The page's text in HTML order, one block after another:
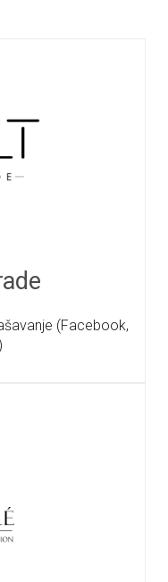
(Facebook,